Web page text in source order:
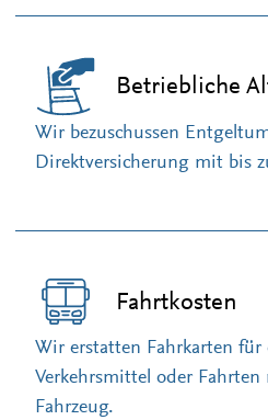
Betriebliche
Wir bezuschussen
Direktversicherung mit bis
Fahrtkosten
Wir erstatten Fahrkarten für
Verkehrsmittel oder
Fahrzeug.